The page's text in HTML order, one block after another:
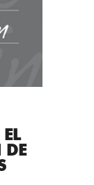
DE